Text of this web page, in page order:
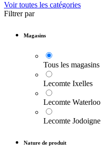
Voir toutes les catégories
Filtrer par
Magasins
Tous les magasins
Lecomte Ixelles
Lecomte Waterloo
Lecomte Jodoigne
Nature de produit